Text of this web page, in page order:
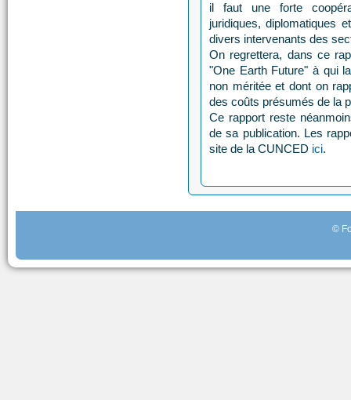
il faut une forte
juridiques, diplomatiques
divers intervenants des
On regrettera, dans ce
"One Earth Future" à qui
non méritée et dont on
des coûts présumés de la
Ce rapport reste
de sa publication. Les
site de la CUNCED ici.
©